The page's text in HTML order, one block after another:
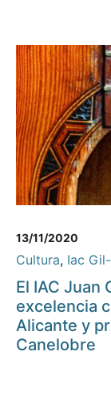
13/11/2020
Cultura, Iac
El IAC Juan
excelencia
Alicante y
Canelobre